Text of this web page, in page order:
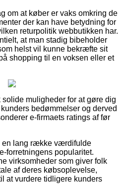
om at køber er vaks omkring de
der kan have betydning for
returpolitik webbutikken har.
at man stadig bibeholder
helst vil kunne bekræfte sit
shopping til en voksen eller et
muligheder for at gøre dig
bedømmelser og derved
e-firmaets ratings af før
en lang række værdifulde
forretningens popularitet.
virksomheder som giver folk
af deres købsoplevelse,
at vurdere tidligere kunders